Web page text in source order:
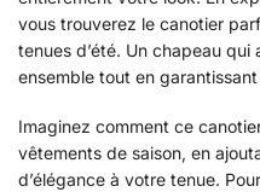
vous trouverez le canotier
tenues d’été. Un chapeau
ensemble tout en
Imaginez comment ce
vêtements de saison, en
d’élégance à votre tenue.